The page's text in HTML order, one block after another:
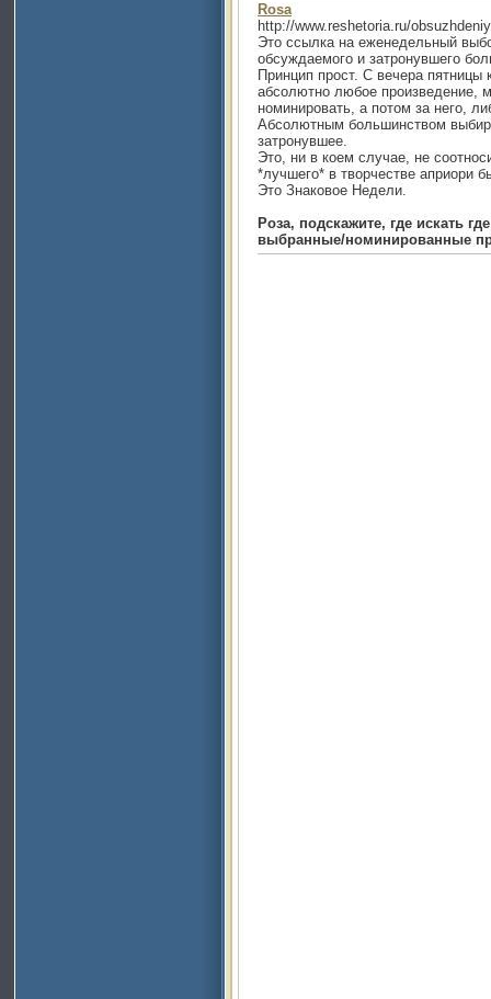
Rosa
http://www.reshetoria.ru/
Это ссылка на еженедельный
обсуждаемого и затронувшего
Принцип прост. С вечера
абсолютно любое произведение,
номинировать, а потом за него,
Абсолютным большинством
затронувшее.
Это, ни в коем случае, не
*лучшего* в творчестве априори
Это Знаковое Недели.
Роза, подскажите, где искать
выбранные/номинированные